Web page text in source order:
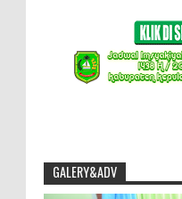
GALERY&ADV